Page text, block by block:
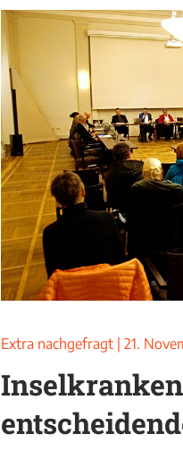
Extra nachgefragt 21.